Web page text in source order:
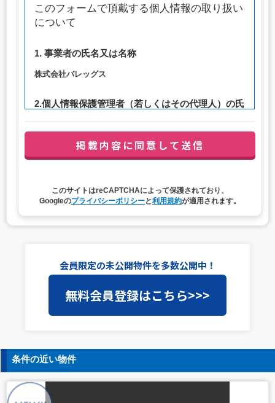
このフォームで頂戴する個人情報の取り扱い
について
1. 事業者の氏名又は名称
株式会社バレッグス
2.個人情報保護管理者（若しくはその代理人）の氏
連絡先：privacy@balleggs.co.jp
（1）お問い合わせ対応（本人への連絡を含む）のため
4. 個人情報取扱いの委託
当社は事業運営上、前項利用目的の範囲に限って個人情報
を外部に委託することがあります。この場合、個人情報保
護水準の高い委託先を選定し、個人情報の適正管理・機密
保持についての契約を交わし、適切な管理を実施させま
5. 個人情報の開示等の請求
ご本人様は、当社に対してご自身の個人情報の開示等（利
用目的の通知、開示、内容の訂正・追加・削除、利用の停
止または消去、第三者への提供の停止）に関して、下記の
このサイトはreCAPTCHAによって保護されており、
Googleのプライバシーポリシーと利用規約が適用されます。
会員限定の未公開物件を多数公開中！
無料会員登録はこちら>>>
条件の近い物件